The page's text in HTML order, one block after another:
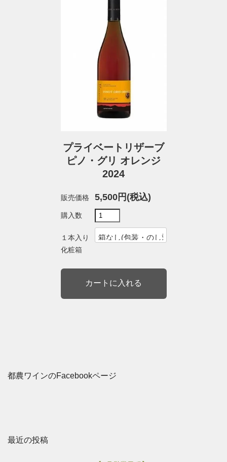
プライベートリザーブ
ピノ・グリ オレンジ
2024
販売価格 5,500円(税込)
購入数
１本入り
化粧箱
都農ワインのFacebookページ
最近の投稿